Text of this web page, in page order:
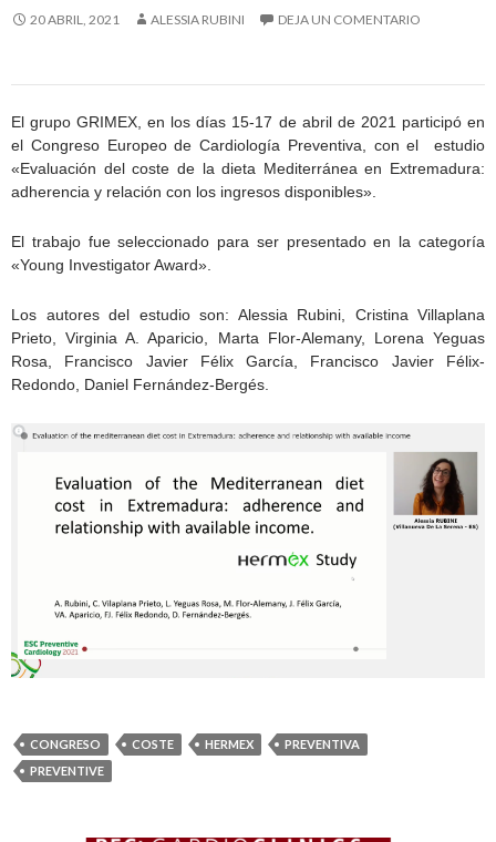
20 ABRIL, 2021 ALESSIA RUBINI DEJA UN COMENTARIO
El grupo GRIMEX, en los días 15-17 de abril de 2021 participó en
el Congreso Europeo de Cardiología Preventiva, con el estudio
«Evaluación del coste de la dieta Mediterránea en Extremadura:
adherencia y relación con los ingresos disponibles».
El trabajo fue seleccionado para ser presentado en la categoría
«Young Investigator Award».
Los autores del estudio son: Alessia Rubini, Cristina Villaplana
Prieto, Virginia A. Aparicio, Marta Flor-Alemany, Lorena Yeguas
Rosa, Francisco Javier Félix García, Francisco Javier Félix-
Redondo, Daniel Fernández-Bergés.
CONGRESO COSTE HERMEX
PREVENTIVA
PREVENTIVE